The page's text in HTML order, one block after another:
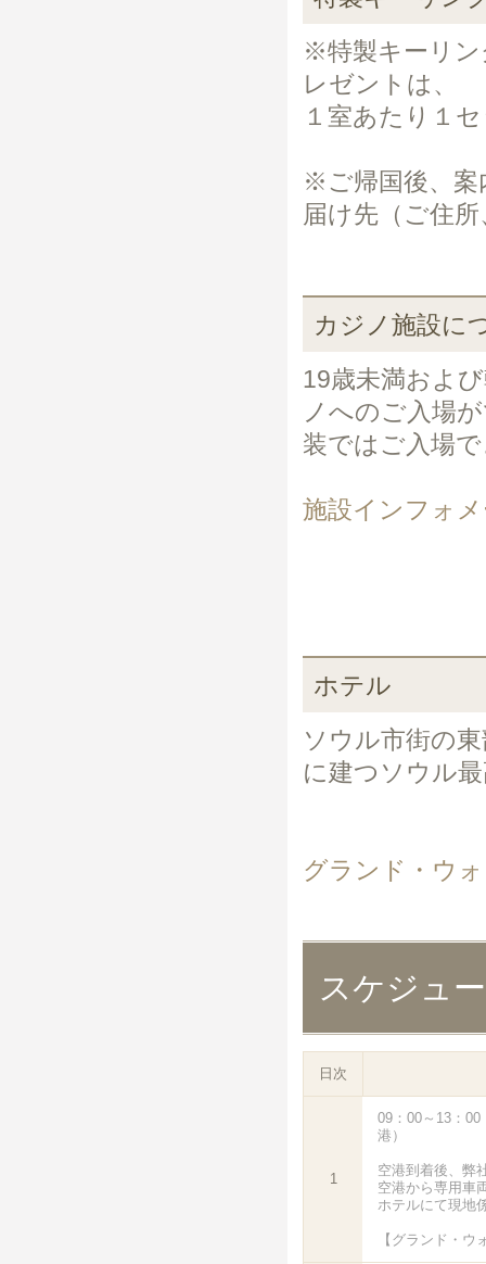
※特製キーリン
レゼントは、
１室あたり１
※ご帰国後、案
届け先（ご住
カジノ施設に
19歳未満およ
ノへのご入場
装ではご入場
施設インフォ
ホテル
ソウル市街の
に建つソウル
グランド・ウ
スケジュ
日次
1
09：00～13：
港）
空港到着後、弊
空港から専用車
ホテルにて現地
【グランド・ウ